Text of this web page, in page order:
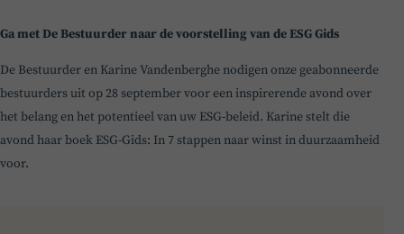
Ga met De Bestuurder naar de voorstelling van de ESG Gids
De Bestuurder en Karine Vandenberghe nodigen onze geabonneerde
bestuurders uit op 28 september voor een inspirerende avond over
het belang en het potentieel van uw ESG-beleid. Karine stelt die
avond haar boek ESG-Gids: In 7 stappen naar winst in duurzaamheid
voor.